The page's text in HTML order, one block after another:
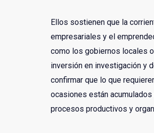
Ellos sostienen que la
empresariales y el
como los gobiernos locales
inversión en investigación y
confirmar que lo que
ocasiones están
procesos productivos y